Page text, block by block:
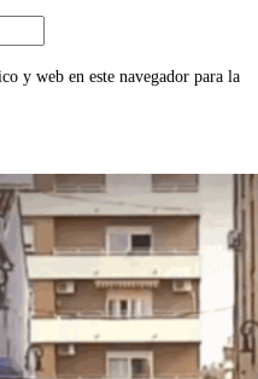
y web en este navegador para la